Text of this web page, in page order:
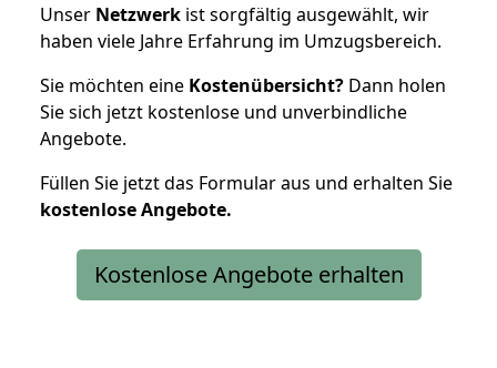
Unser Netzwerk ist sorgfältig ausgewählt, wir
haben viele Jahre Erfahrung im Umzugsbereich.
Sie möchten eine Kostenübersicht? Dann holen
Sie sich jetzt kostenlose und unverbindliche
Angebote.
Füllen Sie jetzt das Formular aus und erhalten Sie
kostenloseAngebote.
Kostenlose Angebote erhalten